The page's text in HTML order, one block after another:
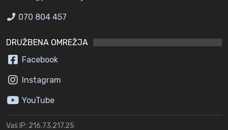
070 804 457
DRUŽBENA OMREŽJA
Facebook
Instagram
YouTube
Vaš IP: 216.73.217.25